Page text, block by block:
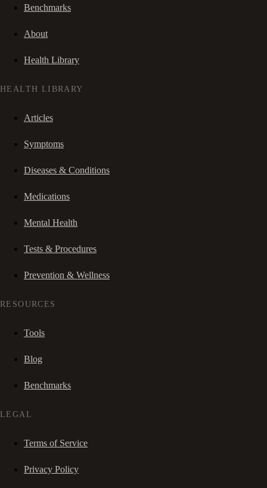
Benchmarks
About
Health Library
HEALTH LIBRARY
Articles
Symptoms
Diseases & Conditions
Medications
Mental Health
Tests & Procedures
Prevention & Wellness
RESOURCES
Tools
Blog
Benchmarks
LEGAL
Terms of Service
Privacy Policy